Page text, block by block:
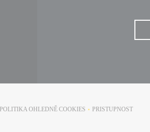
POLITIKA OHLEDNĚ COOKIES PRISTUPNOST